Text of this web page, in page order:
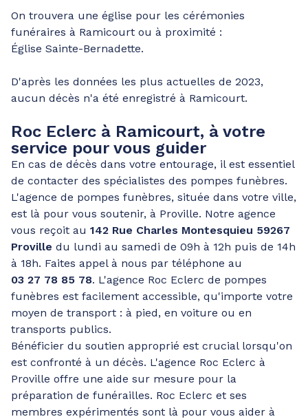
On trouvera une église pour les cérémonies
funéraires à Ramicourt ou à proximité :
Église Sainte-Bernadette.
D'après les données les plus actuelles de 2023,
aucun décès n'a été enregistré à Ramicourt.
Roc Eclerc à Ramicourt, à votre
service pour vous guider
En cas de décès dans votre entourage, il est essentiel
de contacter des spécialistes des pompes funèbres.
L'agence de pompes funèbres, située dans votre ville,
est là pour vous soutenir, à Proville. Notre agence
vous reçoit au 142 Rue Charles Montesquieu 59267
Proville du lundi au samedi de 09h à 12h puis de 14h
à 18h. Faites appel à nous par téléphone au
03 27 78 85 78. L'agence Roc Eclerc de pompes
funèbres est facilement accessible, qu'importe votre
moyen de transport : à pied, en voiture ou en
transports publics.
Bénéficier du soutien approprié est crucial lorsqu'on
est confronté à un décès. L'agence Roc Eclerc à
Proville offre une aide sur mesure pour la
préparation de funérailles. Roc Eclerc et ses
membres expérimentés sont là pour vous aider à